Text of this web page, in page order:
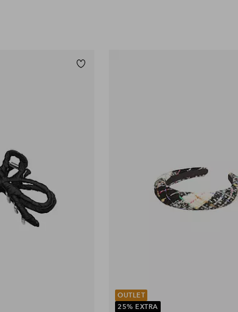
Legg til favoritter
OUTLET
25% EXTRA